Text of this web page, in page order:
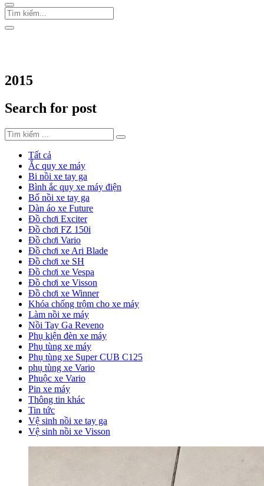
2015
Search for post
Tất cả
Ắc quy xe máy
Bi nồi xe tay ga
Bình ắc quy xe máy điện
Bố nồi xe tay ga
Dàn áo xe Future
Đồ chơi Exciter
Đồ chơi FZ 150i
Đồ chơi Vario
Đồ chơi xe Ari Blade
Đồ chơi xe SH
Đồ chơi xe Vespa
Đồ chơi xe Visson
Đồ chơi xe Winner
Khóa chống trộm cho xe máy
Làm nồi xe máy
Nồi Tay Ga Reveno
Phụ kiện đèn xe máy
Phụ tùng xe máy
Phụ tùng xe Super CUB C125
phụ tùng xe Vario
Phuộc xe Vario
Pin xe máy
Thông tin khác
Tin tức
Vệ sinh nồi xe tay ga
Vệ sinh nồi xe Visson